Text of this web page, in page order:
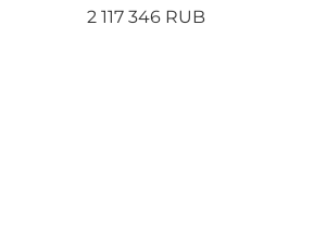
2 117 346 RUB